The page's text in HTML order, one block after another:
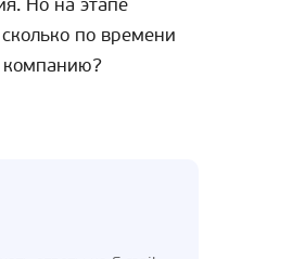
Но на этапе
по времени
компанию?